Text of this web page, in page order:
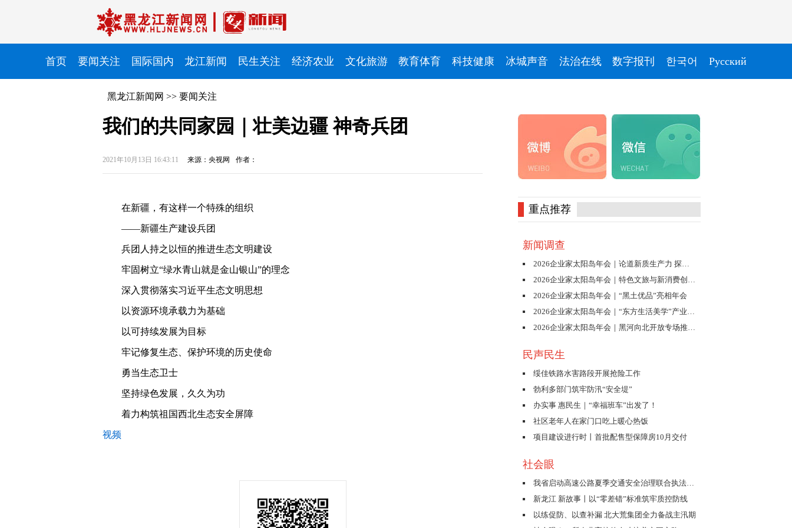
首页 要闻关注 国际国内 龙江新闻 民生关注 经济农业 文化旅游 教育体育 科技健康 冰城声音 法治在线 数字报刊 한국어 Pусский
黑龙江新闻网 >> 要闻关注
我们的共同家园｜壮美边疆 神奇兵团
2021年10月13日 16:43:11 来源：央视网 作者：
在新疆，有这样一个特殊的组织
——新疆生产建设兵团
兵团人持之以恒的推进生态文明建设
牢固树立“绿水青山就是金山银山”的理念
深入贯彻落实习近平生态文明思想
以资源环境承载力为基础
以可持续发展为目标
牢记修复生态、保护环境的历史使命
勇当生态卫士
坚持绿色发展，久久为功
着力构筑祖国西北生态安全屏障
视频
重点推荐
新闻调查
2026企业家太阳岛年会｜论道新质生产力 探寻发展新动能
2026企业家太阳岛年会｜特色文旅与新消费创新发展论坛举行
2026企业家太阳岛年会｜“黑土优品”亮相年会
2026企业家太阳岛年会｜“东方生活美学”产业创新发展分享会举行
2026企业家太阳岛年会｜黑河向北开放专场推介会举行
民声民生
绥佳铁路水害路段开展抢险工作
勃利多部门筑牢防汛“安全堤”
办实事 惠民生｜“幸福班车”出发了！
社区老年人在家门口吃上暖心热饭
项目建设进行时丨首批配售型保障房10月交付
社会眼
我省启动高速公路夏季交通安全治理联合执法行动
新龙江 新故事丨以“零差错”标准筑牢质控防线
以练促防、以查补漏 北大荒集团全力备战主汛期